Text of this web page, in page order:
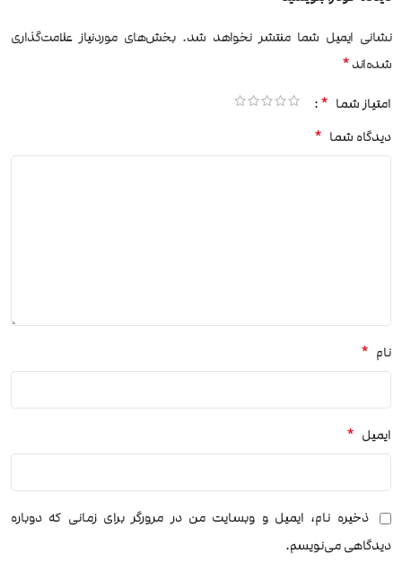
نشانی ایمیل شما منتشر نخواهد شد. بخش‌های موردنیاز علامت‌گذاری
شده‌اند*
امتیاز شما *
دیدگاه شما *
نام *
ایمیل *
ذخیره نام، ایمیل و وبسایت من در مرورگر برای زمانی که دوباره
دیدگاهی می‌نویسم.